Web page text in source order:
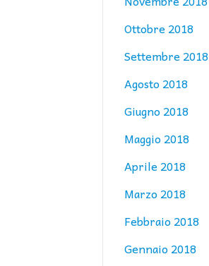
Ottobre 2018
Settembre 2018
Agosto 2018
Giugno 2018
Maggio 2018
Aprile 2018
Marzo 2018
Febbraio 2018
Gennaio 2018